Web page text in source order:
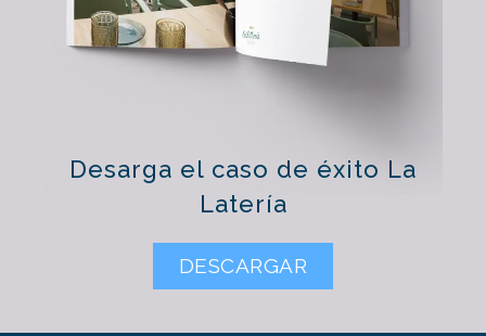
Desarga el caso de éxito La
Latería
DESCARGAR